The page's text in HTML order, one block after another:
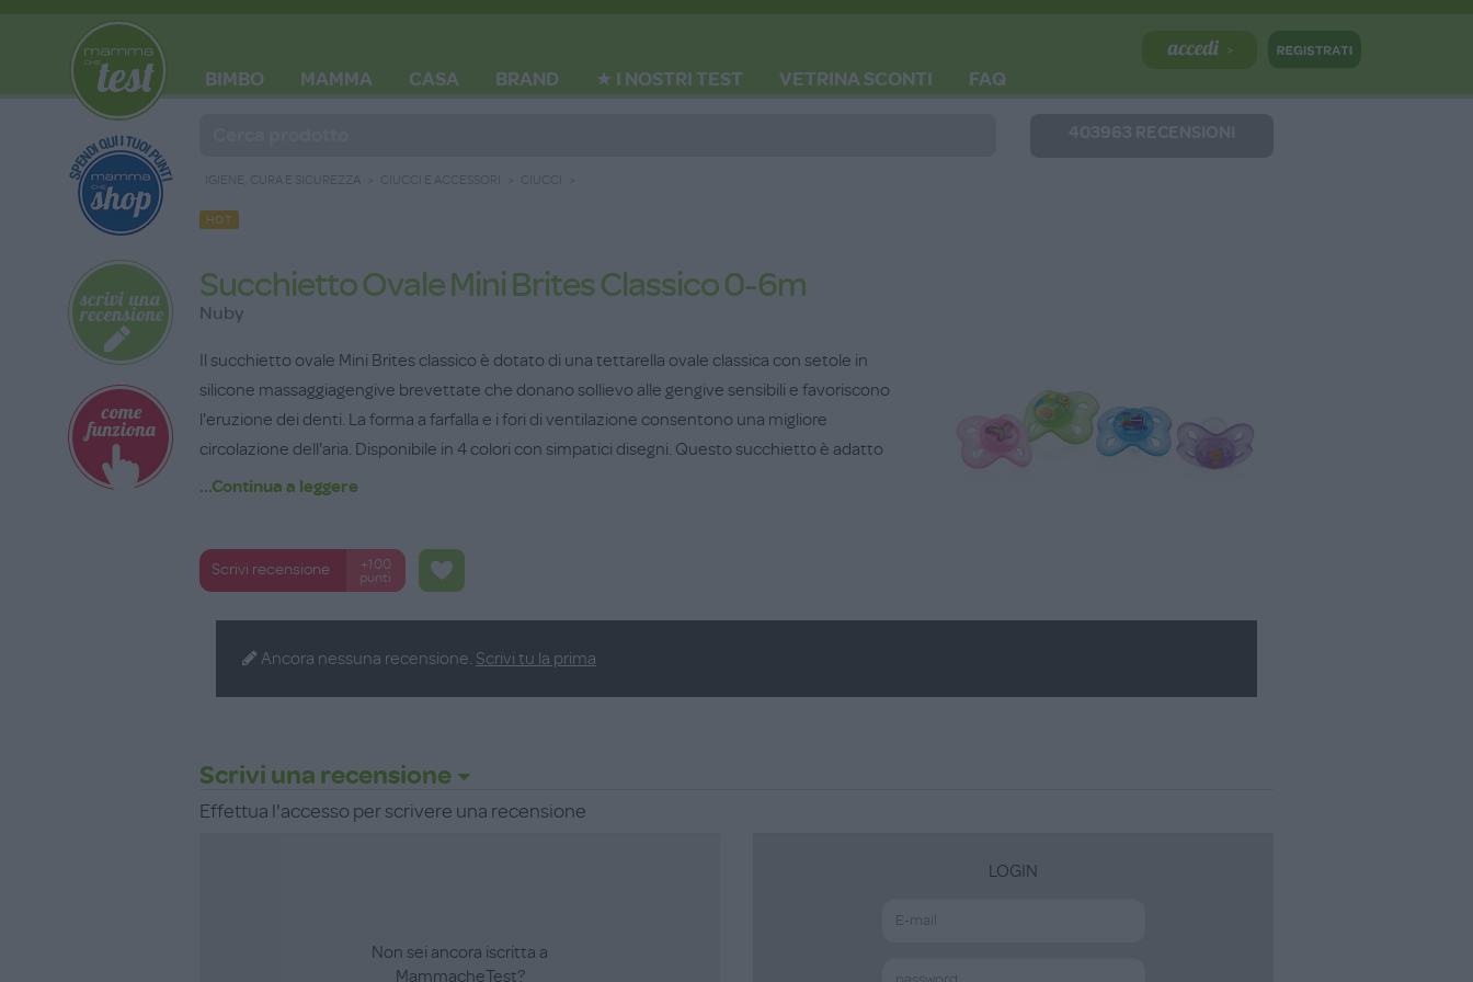
BIMBO MAMMA CASA BRAND ★ I NOSTRI TEST VETRINA SCONTI
FAQ
IGIENE, CURA E SICUREZZA CIUCCI E ACCESSORI
HOT
Succhietto Ovale Mini Brites Classico 0-6m
Nuby
Il succhietto ovale Mini Brites classico è dotato di una tettarella ovale classica con setole in
silicone massaggiagengive brevettate che donano sollievo alle gengive sensibili e favoriscono
l'eruzione dei denti. La forma a farfalla e i fori di ventilazione consentono una migliore
circolazione dell'aria. Disponibile in 4 colori con simpatici disegni. Questo succhietto è adatto
fino ai 6 mesi.
...Continua a leggere
Scrivi recensione
+100
punti
Ancora nessuna recensione. Scrivi tu la prima
Scrivi una recensione
Effettua l'accesso per scrivere una recensione
Non sei ancora iscritta a
MammacheTest?
LOGIN